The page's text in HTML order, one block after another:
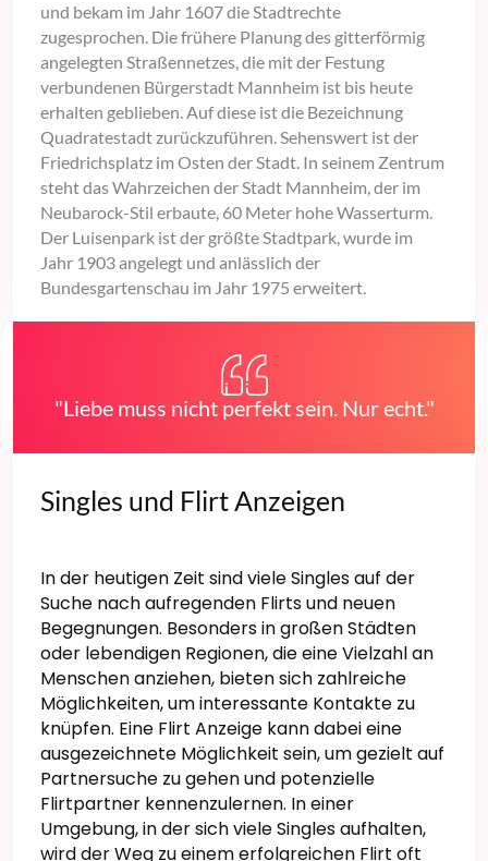
und bekam im Jahr 1607 die Stadtrechte
zugesprochen. Die frühere Planung des gitterförmig
angelegten Straßennetzes, die mit der Festung
verbundenen Bürgerstadt Mannheim ist bis heute
erhalten geblieben. Auf diese ist die Bezeichnung
Quadratestadt zurückzuführen. Sehenswert ist der
Friedrichsplatz im Osten der Stadt. In seinem Zentrum
steht das Wahrzeichen der Stadt Mannheim, der im
Neubarock-Stil erbaute, 60 Meter hohe Wasserturm.
Der Luisenpark ist der größte Stadtpark, wurde im
Jahr 1903 angelegt und anlässlich der
Bundesgartenschau im Jahr 1975 erweitert.
"Liebe muss nicht perfekt sein. Nur echt."
Singles und Flirt Anzeigen
In der heutigen Zeit sind viele Singles auf der
Suche nach aufregenden Flirts und neuen
Begegnungen. Besonders in großen Städten
oder lebendigen Regionen, die eine Vielzahl an
Menschen anziehen, bieten sich zahlreiche
Möglichkeiten, um interessante Kontakte zu
knüpfen. Eine Flirt Anzeige kann dabei eine
ausgezeichnete Möglichkeit sein, um gezielt auf
Partnersuche zu gehen und potenzielle
Flirtpartner kennenzulernen. In einer
Umgebung, in der sich viele Singles aufhalten,
wird der Weg zu einem erfolgreichen Flirt oft